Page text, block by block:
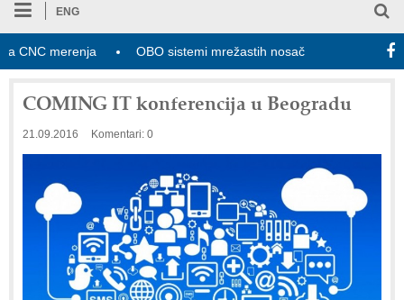
ENG
merenja OBO sistemi mrežastih nosača kablova
COMING IT konferencija u Beogradu
21.09.2016 Komentari: 0